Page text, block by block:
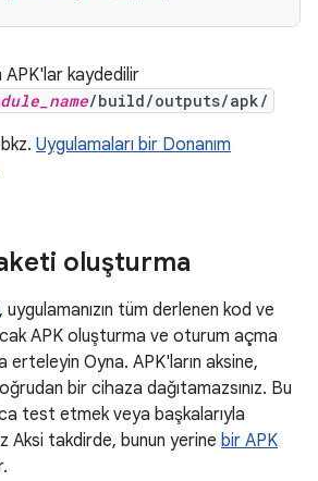
kaydedilir
/build/outputs/apk/
Uygulamaları bir Donanım
oluşturma
, uygulamanızın tüm derlenen kod ve
APK oluşturma ve oturum açma
erteleyin Oyna. APK'ların aksine,
bir cihaza dağıtamazsınız. Bu
test etmek veya başkalarıyla
Aksi takdirde, bunun yerine bir APK